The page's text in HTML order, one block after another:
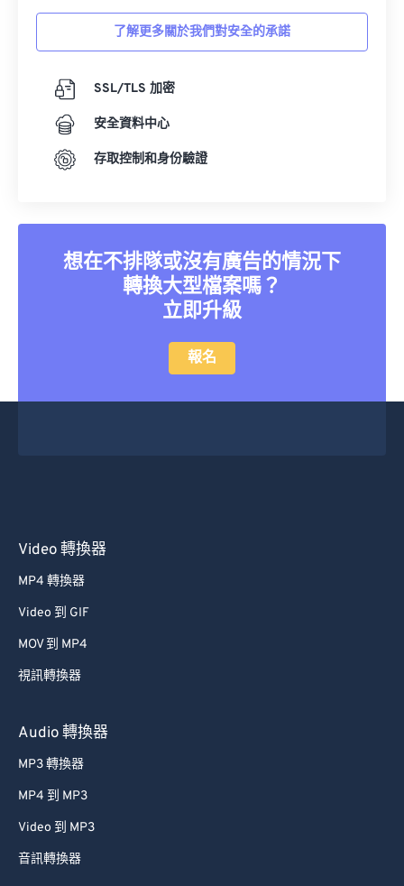
了解更多關於我們對安全的承諾
SSL/TLS 加密
安全資料中心
存取控制和身份驗證
想在不排隊或沒有廣告的情況下
轉換大型檔案嗎？
立即升級
報名
Video 轉換器
MP4 轉換器
Video 到 GIF
MOV 到 MP4
視訊轉換器
Audio 轉換器
MP3 轉換器
MP4 到 MP3
Video 到 MP3
音訊轉換器